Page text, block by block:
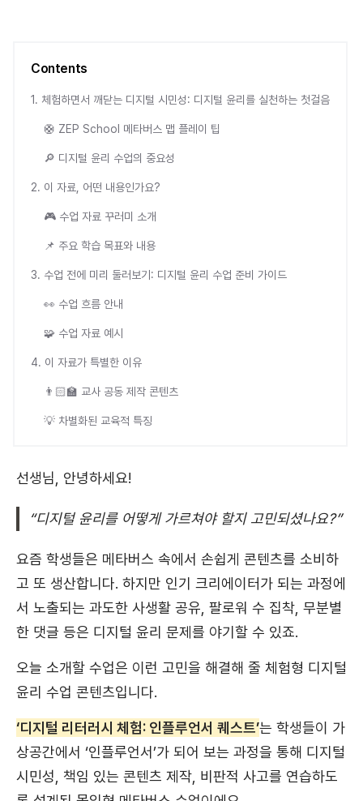
Contents
1. 체험하면서 깨닫는 디지털 시민성: 디지털 윤리를 실천하는 첫걸음
🛟 ZEP School 메타버스 맵 플레이 팁
🔎 디지털 윤리 수업의 중요성
2. 이 자료, 어떤 내용인가요?
🎮 수업 자료 꾸러미 소개
📌 주요 학습 목표와 내용
3. 수업 전에 미리 둘러보기: 디지털 윤리 수업 준비 가이드
👀 수업 흐름 안내
🧩 수업 자료 예시
4. 이 자료가 특별한 이유
👨🏻‍🏫 교사 공동 제작 콘텐츠
💡 차별화된 교육적 특징
선생님, 안녕하세요!
“디지털 윤리를 어떻게 가르쳐야 할지 고민되셨나요?”
요즘 학생들은 메타버스 속에서 손쉽게 콘텐츠를 소비하
고 또 생산합니다. 하지만 인기 크리에이터가 되는 과정에
서 노출되는 과도한 사생활 공유, 팔로워 수 집착, 무분별
한 댓글 등은 디지털 윤리 문제를 야기할 수 있죠.
오늘 소개할 수업은 이런 고민을 해결해 줄 체험형 디지털
윤리 수업 콘텐츠입니다.
‘디지털 리터러시 체험: 인플루언서 퀘스트’는 학생들이 가
상공간에서 ‘인플루언서’가 되어 보는 과정을 통해 디지털
시민성, 책임 있는 콘텐츠 제작, 비판적 사고를 연습하도